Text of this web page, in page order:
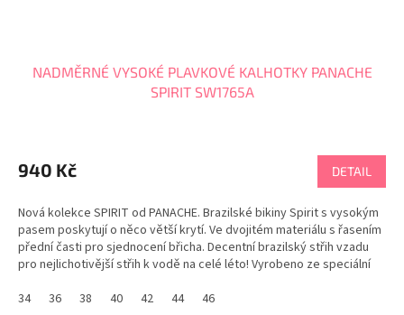
NADMĚRNÉ VYSOKÉ PLAVKOVÉ KALHOTKY PANACHE
SPIRIT SW1765A
940 Kč DETAIL
Nová kolekce SPIRIT od PANACHE. Brazilské bikiny Spirit s vysokým
pasem poskytují o něco větší krytí. Ve dvojitém materiálu s řasením
přední časti pro sjednocení břicha. Decentní brazilský střih vzadu
pro nejlichotivější střih k vodě na celé léto! Vyrobeno ze speciální
34
36 38 40 42 44 46